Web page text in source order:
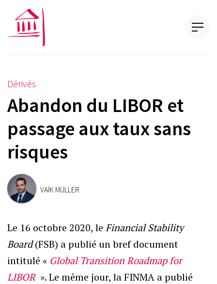
Dérivés
Abandon du LIBOR et
passage aux taux sans
risques
VAÏK MÜLLER
Le 16 octobre 2020, le Financial Stability
Board(FSB) a publié un bref document
intitulé « Global Transition Roadmap for
LIBOR ». Le même jour, la FINMA a publié